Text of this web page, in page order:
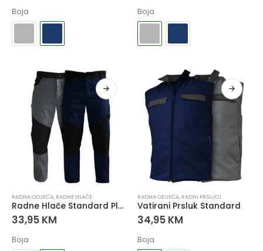
Boja Boja
RADNA ODJEĆA, RADNE HLAČE
Radne Hlače Standard Plava
33,95 KM
Boja
RADNA ODJEĆA, RADNI PRSLUCI
Vatirani Prsluk Standard
34,95 KM
Boja